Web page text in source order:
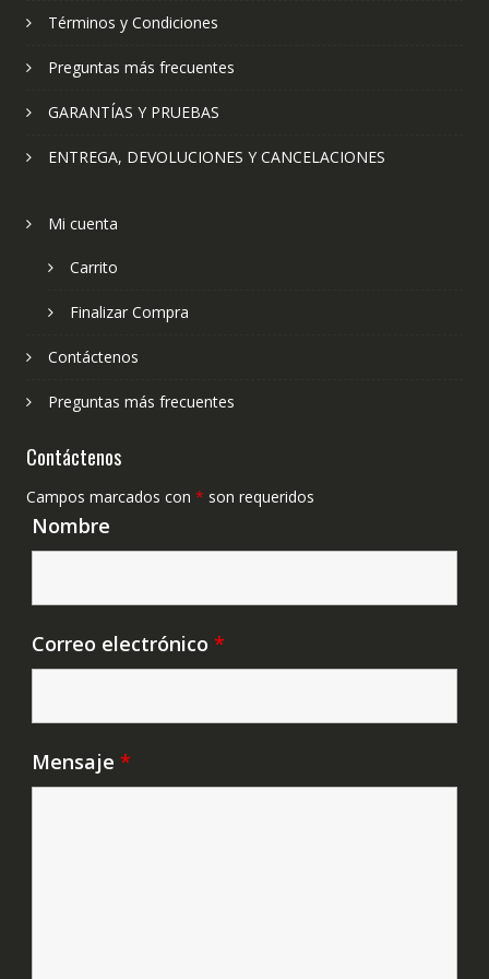
Términos y Condiciones
Preguntas más frecuentes
GARANTÍAS Y PRUEBAS
ENTREGA, DEVOLUCIONES Y CANCELACIONES
Mi cuenta
Carrito
Finalizar Compra
Contáctenos
Preguntas más frecuentes
Contáctenos
Campos marcados con * son requeridos
Nombre
Correo electrónico *
Mensaje *